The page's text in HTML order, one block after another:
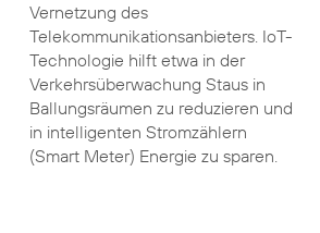
Vernetzung des
Telekommunikationsanbieters. IoT-
Technologie hilft etwa in der
Verkehrsüberwachung Staus in
Ballungsräumen zu reduzieren und
in intelligenten Stromzählern
(Smart Meter) Energie zu sparen.